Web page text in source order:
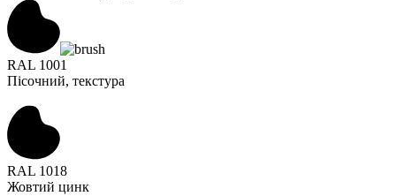
RAL 1001
Пісочний, текстура
RAL 1018
Жовтий цинк